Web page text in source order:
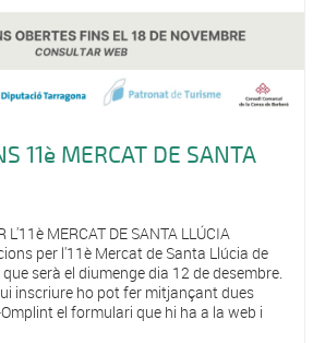
11è MERCAT DE SANTA
L'11è MERCAT DE SANTA LLÚCIA
per l'11è Mercat de Santa Llúcia de
serà el diumenge dia 12 de desembre.
inscriure ho pot fer mitjançant dues
el formulari que hi ha a la web i